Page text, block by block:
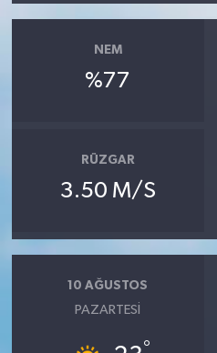
NEM
%77
RÜZGAR
3.50 M/S
10 AĞUSTOS
PAZARTESI
°